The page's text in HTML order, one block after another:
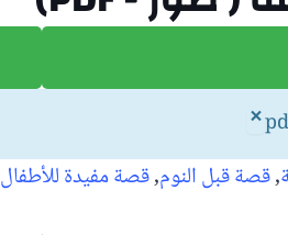
×
,قصة قبل النوم,قصة مفيدة للأطفال